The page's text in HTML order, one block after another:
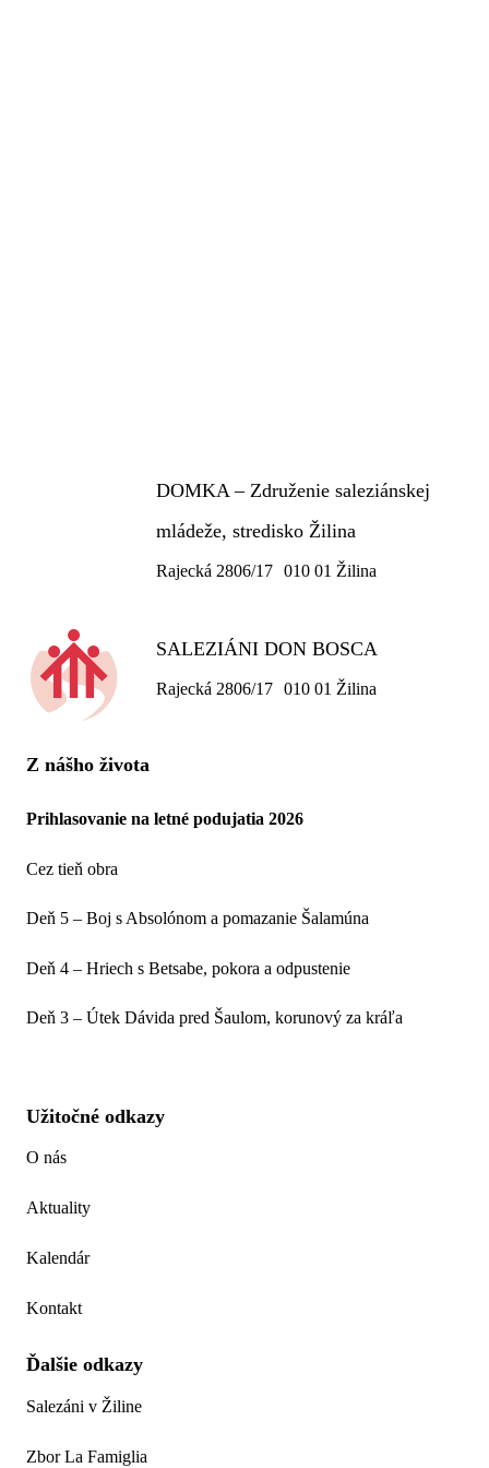
DOMKA – Združenie saleziánskej
mládeže, stredisko Žilina
Rajecká 2806/17 010 01 Žilina
SALEZIÁNI DON BOSCA
Rajecká 2806/17 010 01 Žilina
Z nášho života
Prihlasovanie na letné podujatia 2026
Cez tieň obra
Deň 5 – Boj s Absolónom a pomazanie Šalamúna
Deň 4 – Hriech s Betsabe, pokora a odpustenie
Deň 3 – Útek Dávida pred Šaulom, korunový za kráľa
Užitočné odkazy
O nás
Aktuality
Kalendár
Kontakt
Ďalšie odkazy
Salezáni v Žiline
Zbor La Famiglia